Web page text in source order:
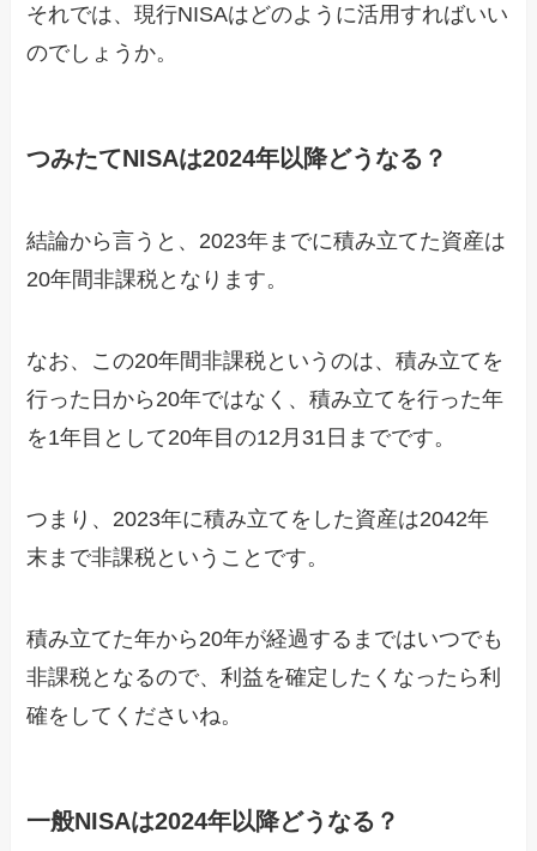
それでは、現行NISAはどのように活用すればいい
のでしょうか。
つみたてNISAは2024年以降どうなる？
結論から言うと、2023年までに積み立てた資産は
20年間非課税となります。
なお、この20年間非課税というのは、積み立てを
行った日から20年ではなく、積み立てを行った年
を1年目として20年目の12月31日までです。
つまり、2023年に積み立てをした資産は2042年
末まで非課税ということです。
積み立てた年から20年が経過するまではいつでも
非課税となるので、利益を確定したくなったら利
確をしてくださいね。
一般NISAは2024年以降どうなる？